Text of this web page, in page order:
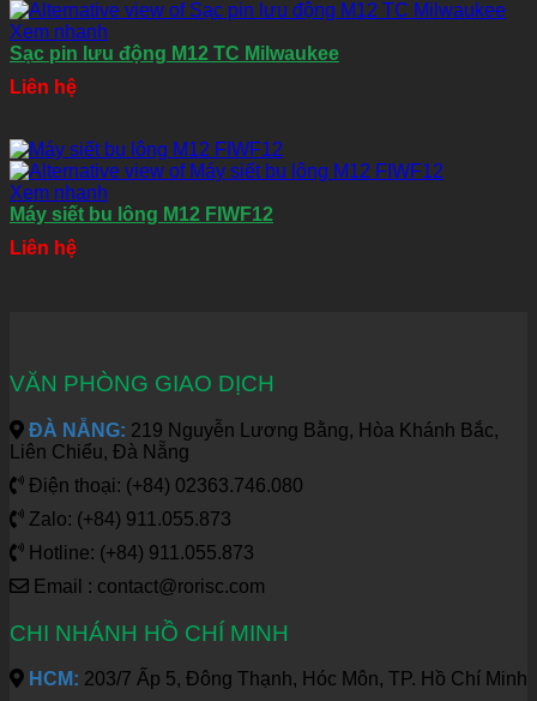
Xem nhanh
Sạc pin lưu động M12 TC Milwaukee
Liên hệ
Xem nhanh
Máy siết bu lông M12 FIWF12
Liên hệ
VĂN PHÒNG GIAO DỊCH
ĐÀ NẴNG: 219 Nguyễn Lương Bằng, Hòa Khánh Bắc,
Liên Chiểu, Đà Nẵng
Điện thoại: (+84) 02363.746.080
Zalo: (+84) 911.055.873
Hotline: (+84) 911.055.873
Email : contact@rorisc.com
CHI NHÁNH HỒ CHÍ MINH
HCM: 203/7 Ấp 5, Đông Thạnh, Hóc Môn, TP. Hồ Chí Minh